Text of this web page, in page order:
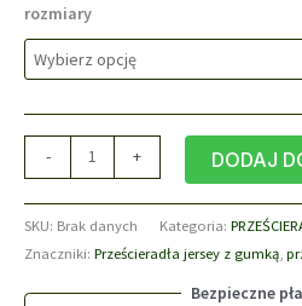
do
rozmiary
-
Prześcieradło
Jersey
wrzos
z
+ DODAJ
SKU: Brak danych Kategoria:
Znaczniki: Prześcieradła jersey z gumką,
Bezpieczne